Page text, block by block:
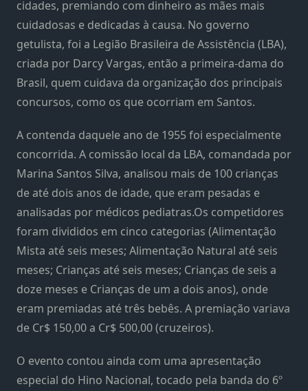
cidades, premiando com dinheiro as mães mais
cuidadosas e dedicadas à causa. No governo
getulista, foi a Legião Brasileira de Assistência (LBA),
criada por Darcy Vargas, então a primeira-dama do
Brasil, quem cuidava da organização dos principais
concursos, como os que ocorriam em Santos.
A contenda daquele ano de 1955 foi especialmente
concorrida. A comissão local da LBA, comandada por
Marina Santos Silva, analisou mais de 100 crianças
de até dois anos de idade, que eram pesadas e
analisadas por médicos pediatras.Os competidores
foram divididos em cinco categorias (Alimentação
Mista até seis meses; Alimentação Natural até seis
meses; Crianças até seis meses; Crianças de seis a
doze meses e Crianças de um a dois anos), onde
eram premiadas até três bebês. A premiação variava
de Cr$ 150,00 a Cr$ 500,00 (cruzeiros).
O evento contou ainda com uma apresentação
especial do Hino Nacional, tocado pela banda do 6º